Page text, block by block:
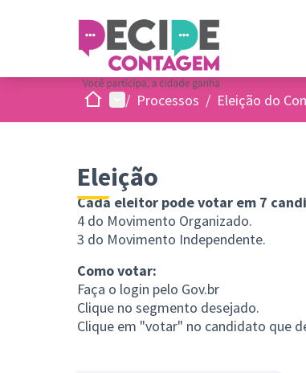
InicioMenu principal
/ Processos / Eleição do
Eleição
Cada eleitor pode votar em 7
4 do Movimento Organizado.
3 do Movimento Independente.
Como votar:
Faça o login pelo Gov.br
Clique no segmento desejado.
Clique em "votar" no candidato que